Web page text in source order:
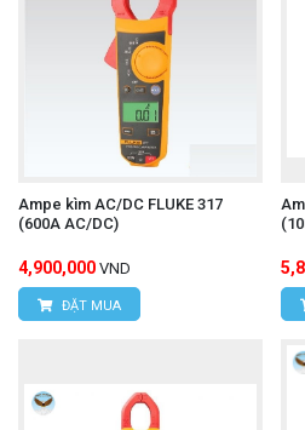
Ampe kìm AC/DC FLUKE 317
(600A AC/DC)
4,900,000 VND
ĐẶT MUA